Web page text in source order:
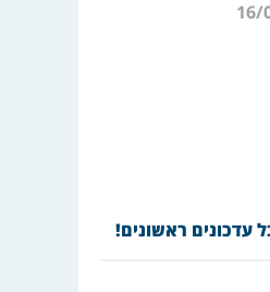
עדכונים ראשונים!